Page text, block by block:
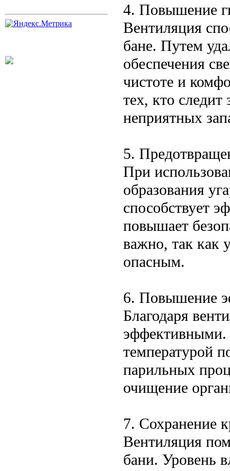
4. Повышение
Вентиляция
бане. Путем
обеспечения
чистоте и
тех, кто следит
неприятных
5.
При
образования
способствует
повышает
важно, так как
опасным.
6. Повышение
Благодаря
эффективными.
температурой
парильных
очищение
7. Сохранение
Вентиляция
бани. Уровень